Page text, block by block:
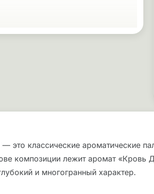
это классические ароматические
композиции лежит аромат «Кровь
и многогранный характер.